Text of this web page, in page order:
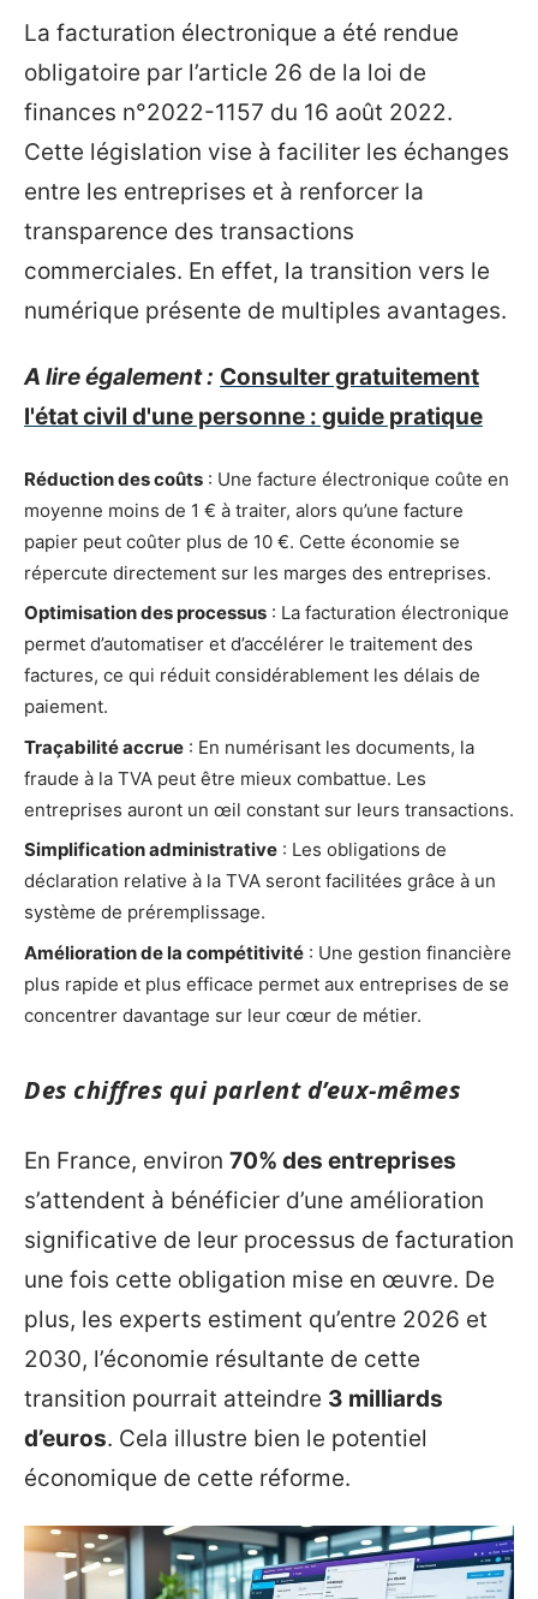
La facturation électronique a été rendue
obligatoire par l’article 26 de la loi de
finances n°2022-1157 du 16 août 2022.
Cette législation vise à faciliter les échanges
entre les entreprises et à renforcer la
transparence des transactions
commerciales. En effet, la transition vers le
numérique présente de multiples avantages.
A lire également : Consulter gratuitement
l'état civil d'une personne : guide pratique
Réduction des coûts : Une facture électronique coûte en
moyenne moins de 1 € à traiter, alors qu’une facture
papier peut coûter plus de 10 €. Cette économie se
répercute directement sur les marges des entreprises.
Optimisation des processus : La facturation électronique
permet d’automatiser et d’accélérer le traitement des
factures, ce qui réduit considérablement les délais de
paiement.
Traçabilité accrue : En numérisant les documents, la
fraude à la TVA peut être mieux combattue. Les
entreprises auront un œil constant sur leurs transactions.
Simplification administrative : Les obligations de
déclaration relative à la TVA seront facilitées grâce à un
système de préremplissage.
Amélioration de la compétitivité : Une gestion financière
plus rapide et plus efficace permet aux entreprises de se
concentrer davantage sur leur cœur de métier.
Des chiffres qui parlent d’eux-mêmes
En France, environ 70% des entreprises
s’attendent à bénéficier d’une amélioration
significative de leur processus de facturation
une fois cette obligation mise en œuvre. De
plus, les experts estiment qu’entre 2026 et
2030, l’économie résultante de cette
transition pourrait atteindre 3 milliards
d’euros. Cela illustre bien le potentiel
économique de cette réforme.